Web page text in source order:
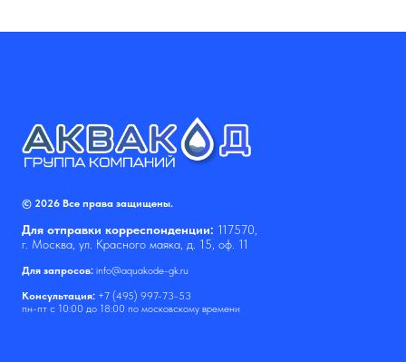
© 2026 Все права защищены.
Для отправки корреспонденции: 117570,
г. Москва, ул. Красного маяка, д. 15, оф. 11
Для запросов: info@aquakode-gk.ru
Консультация: +7 (495) 997-73-53
пн-пт с 10:00 до 18:00 по московскому времени